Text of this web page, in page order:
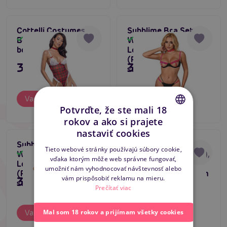
Cottelli Costumes
Body Plaid, kostým
body s podväzkami
Skladom
35,80 €
Varianty
Subblime Bra Set
With Necklace And
Leg Details
(Fluorescent Pink),
sexi súprava prádla
Skladom
35,80 €
Subblime Bra Set
With Necklace And
Leg Details
(Fluorescent Green),
sexi súprava prádla
Skladom
35,80 €
Varianty
Cottelli TAKE ME
Lingerie Set (Purple),
súprava s
podväzkovým pásom
Skladom
43,80 €
Varianty
CZECH
ENGLISH
Potvrďte, že ste mali 18
rokov a ako si prajete
nastaviť cookies
Tieto webové stránky používajú súbory cookie,
vďaka ktorým môže web správne fungovať,
umožniť nám vyhodnocovať návštevnosť alebo
vám prispôsobiť reklamu na mieru.
Prečítať viac
Mal som 18 rokov a prijímam všetky cookies